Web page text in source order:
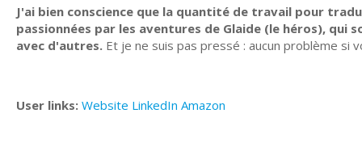
J'ai bien conscience que la quantité de travail pour
passionnées par les aventures de Glaide (le héros),
avec d'autres. Et je ne suis pas pressé : aucun problème si
User links: Website LinkedIn Amazon